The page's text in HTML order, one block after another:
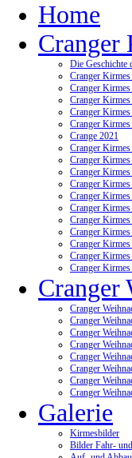
Home
Cranger
Die Geschichte
Cranger
Cranger
Cranger
Cranger
Cranger
Crange 2021
Cranger
Cranger
Cranger
Cranger
Cranger
Cranger
Cranger
Cranger
Cranger
Cranger
Cranger
Cranger
Cranger
Cranger
Cranger
Cranger
Cranger
Cranger
Cranger
Cranger
Galerie
Kirmesbilder
Bilder Fahr-